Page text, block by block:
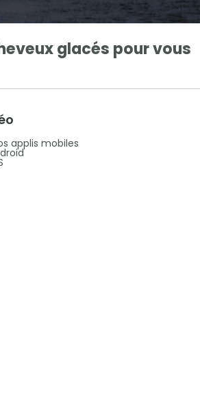
glacés pour vous
applis mobiles